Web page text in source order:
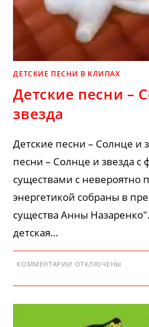
ДЕТСКИЕ ПЕСНИ В КЛИПАХ
Детские песни –
звезда
Детские песни – Солнце и
песни – Солнце и звезда с
существами с невероятно
энергетикой собраны в
существа Анны
детская…
КОММЕНТАРИИ К
ПЕСНИ
СОЛНЦЕ
ОТКЛЮЧЕНЫ